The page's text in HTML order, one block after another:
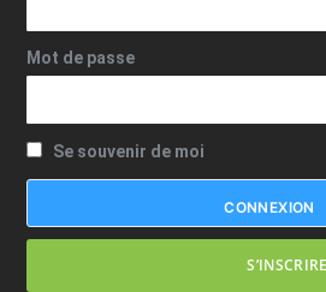
Mot de passe
Se souvenir de moi
S’INSCRIRE